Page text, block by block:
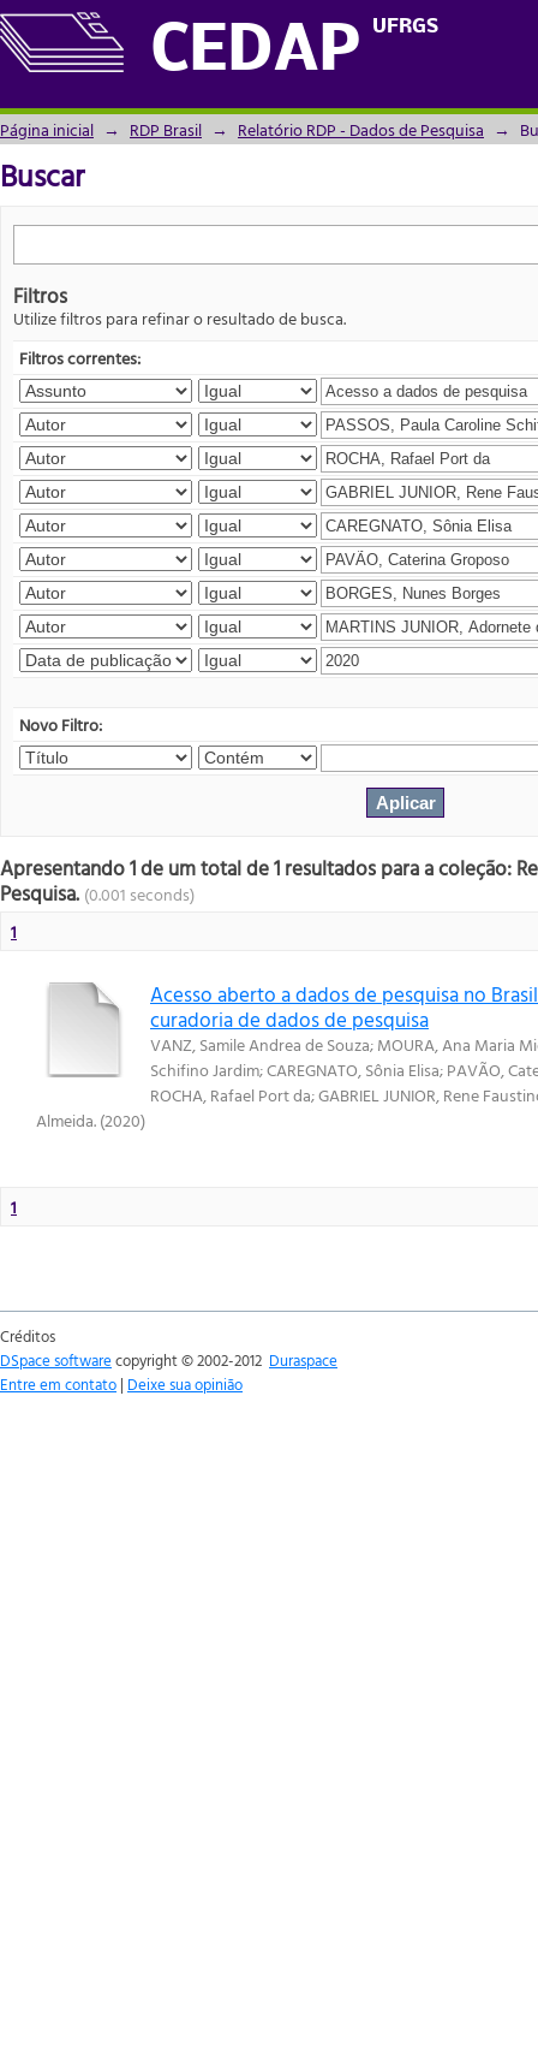
CEDAP UFRGS
Buscar
Página inicial → RDP Brasil → Relatório RDP - Dados de Pesquisa →
Buscar
Filtros
Utilize filtros para refinar o resultado de busca.
Filtros correntes:
Novo Filtro:
Apresentando 1 de um total de 1 resultados para a coleção:
Pesquisa. (0.001 seconds)
1
Acesso aberto a dados de pesquisa no
curadoria de dados de pesquisa
VANZ, Samile Andrea de Souza;MOURA, Ana Maria
Schifino Jardim;CAREGNATO, Sônia Elisa;PAVÃO,
ROCHA, Rafael Port da;GABRIEL JUNIOR, Rene
Almeida.(2020)
1
Créditos
DSpace softwarecopyright © 2002-2012 Duraspace
Entre em contato | Deixe sua opinião